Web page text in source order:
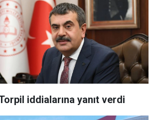
iddialarına yanıt verdi